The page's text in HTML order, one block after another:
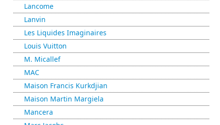
Lancome
Lanvin
Les Liquides Imaginaires
Louis Vuitton
M. Micallef
MAC
Maison Francis Kurkdjian
Maison Martin Margiela
Mancera